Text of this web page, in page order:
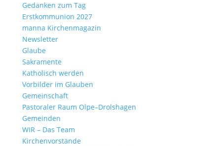
Gedanken zum Tag
Erst­kom­mu­nion 2027
manna Kirchen­ma­gazin
News­letter
Glaube
Sakra­mente
Katho­lisch werden
Vorbilder im Glauben
Gemein­schaft
Pasto­raler Raum Olpe–Drolshagen
Gemeinden
WIR – Das Team
Kirchen­vor­stände